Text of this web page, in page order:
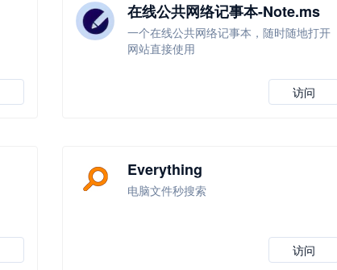
在线公共网络记事本-Note.ms
一个在线公共网络记事本，随时随地打开
网站直接使用
访问
Everything
电脑文件秒搜索
访问